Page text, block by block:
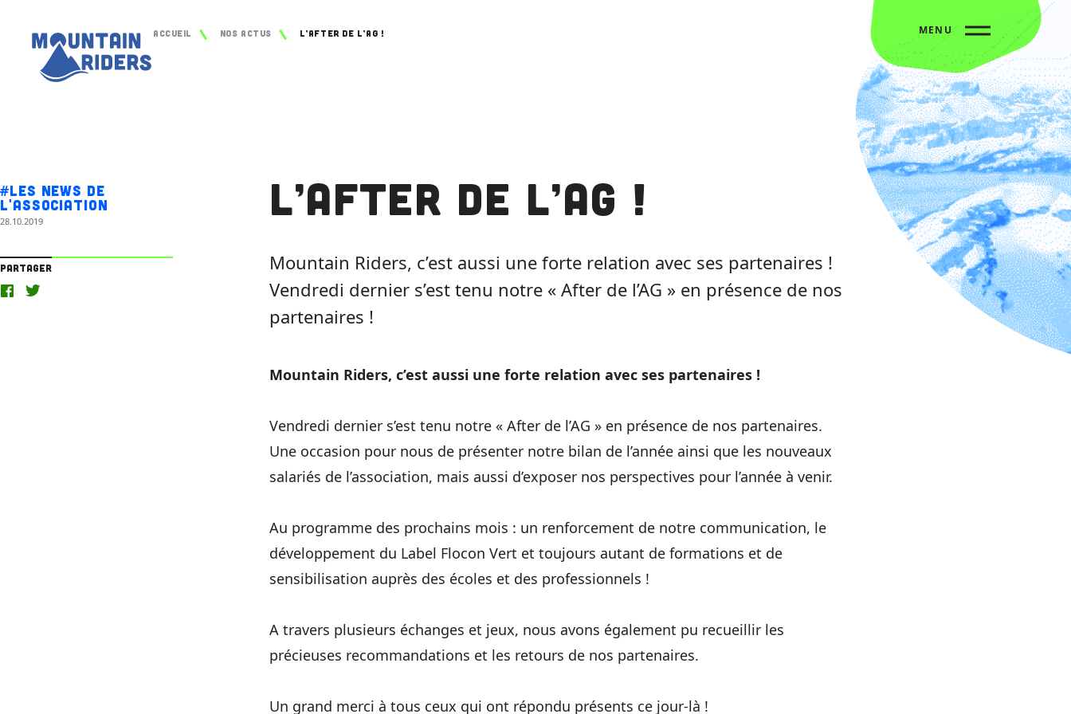
Accueil Nos actus L’After de l’AG ! MENU
#Les news de
l'association
28.10.2019
Partager
L’After de l’AG !
Mountain Riders, c’est aussi une forte relation avec ses partenaires !
Vendredi dernier s’est tenu notre « After de l’AG » en présence de nos
partenaires !
Mountain Riders, c’est aussi une forte relation avec ses partenaires !
Vendredi dernier s’est tenu notre « After de l’AG » en présence de nos partenaires.
Une occasion pour nous de présenter notre bilan de l’année ainsi que les nouveaux
salariés de l’association, mais aussi d’exposer nos perspectives pour l’année à venir.
Au programme des prochains mois : un renforcement de notre communication, le
développement du Label Flocon Vert et toujours autant de formations et de
sensibilisation auprès des écoles et des professionnels !
A travers plusieurs échanges et jeux, nous avons également pu recueillir les
précieuses recommandations et les retours de nos partenaires.
Un grand merci à tous ceux qui ont répondu présents ce jour-là !